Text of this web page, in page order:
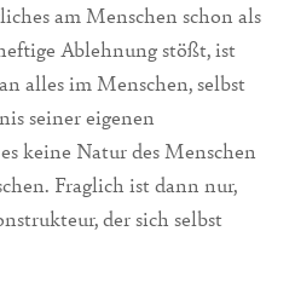
am Menschen schon als
Ablehnung stößt, ist
alles im Menschen, selbst
seiner eigenen
keine Natur des Menschen
Fraglich ist dann nur,
der sich selbst